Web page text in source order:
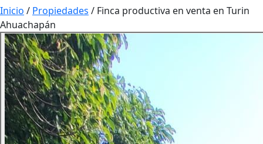
Inicio / Propiedades / Finca productiva en venta en Turin
Ahuachapán